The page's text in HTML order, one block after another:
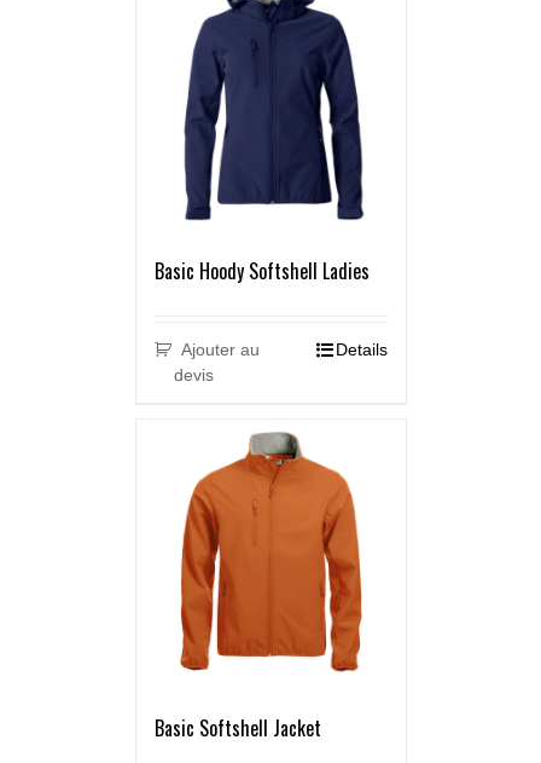
Basic Hoody Softshell Ladies
Ajouter au
devis
Details
Basic Softshell Jacket